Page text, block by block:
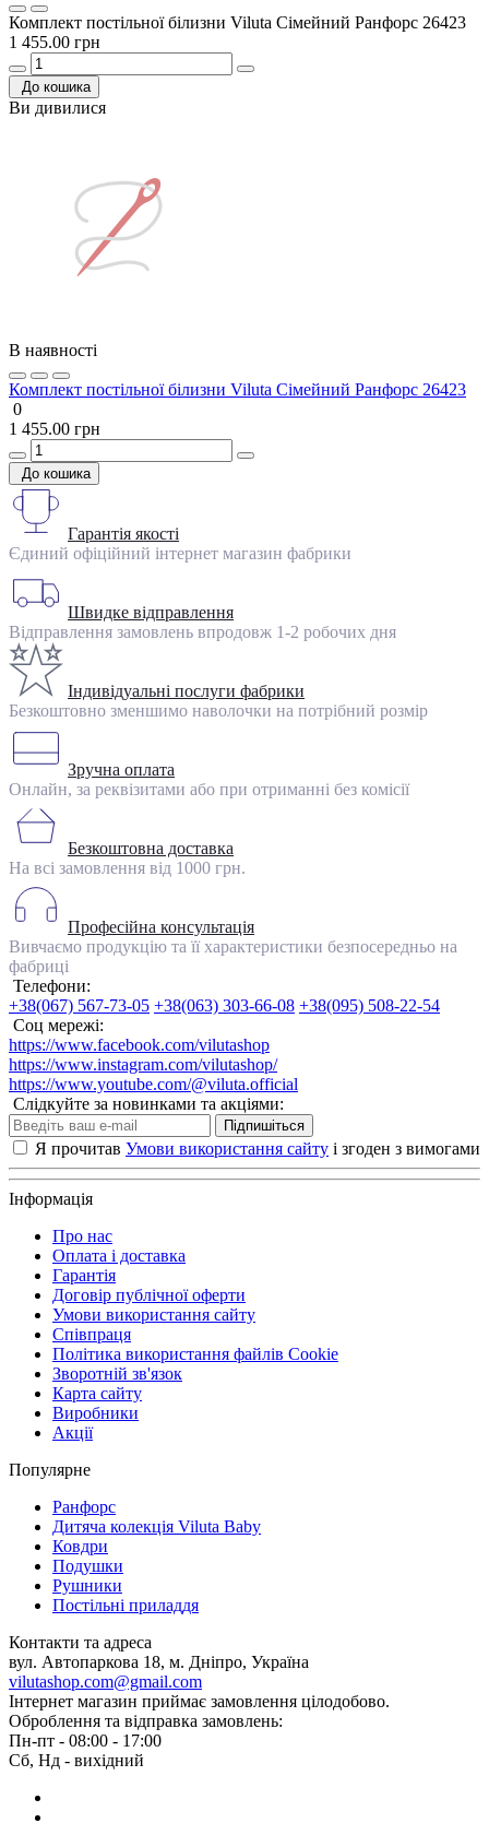
Комплект постільної білизни Viluta Сімейний Ранфорс 26423
1 455.00 грн
До кошика
Ви дивилися
В наявності
Комплект постільної білизни Viluta Сімейний Ранфорс 26423
0
1 455.00 грн
До кошика
Гарантія якості
Єдиний офіційний інтернет магазин фабрики
Швидке відправлення
Відправлення замовлень впродовж 1-2 робочих дня
Індивідуальні послуги фабрики
Безкоштовно зменшимо наволочки на потрібний розмір
Зручна оплата
Онлайн, за реквізитами або при отриманні без комісії
Безкоштовна доставка
На всі замовлення від 1000 грн.
Професійна консультація
Вивчаємо продукцію та її характеристики безпосередньо на
фабриці
Телефони:
+38(067) 567-73-05 +38(063) 303-66-08 +38(095) 508-22-54
Соц мережі:
https://www.facebook.com/vilutashop
https://www.instagram.com/vilutashop/
https://www.youtube.com/@viluta.official
Слідкуйте за новинками та акціями:
Підпишіться
Я прочитав Умови використання сайту і згоден з вимогами
Інформація
Про нас
Оплата і доставка
Гарантія
Договір публічної оферти
Умови використання сайту
Співпраця
Політика використання файлів Cookie
Зворотній зв'язок
Карта сайту
Виробники
Акції
Популярне
Ранфорс
Дитяча колекція Viluta Baby
Ковдри
Подушки
Рушники
Постільні приладдя
Контакти та адреса
вул. Автопаркова 18, м. Дніпро, Україна
vilutashop.com@gmail.com
Інтернет магазин приймає замовлення цілодобово.
Оброблення та відправка замовлень:
Пн-пт - 08:00 - 17:00
Сб, Нд - вихідний